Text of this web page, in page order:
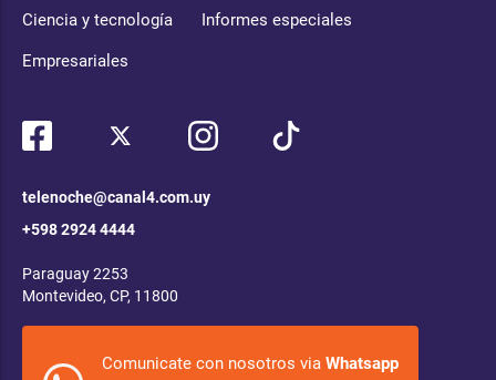
Ciencia y tecnología Informes especiales
Empresariales
telenoche@canal4.com.uy
+598 2924 4444
Paraguay 2253
Montevideo, CP, 11800
Comunicate con nosotros via Whatsapp